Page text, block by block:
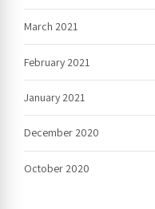
March 2021
February 2021
January 2021
December 2020
October 2020